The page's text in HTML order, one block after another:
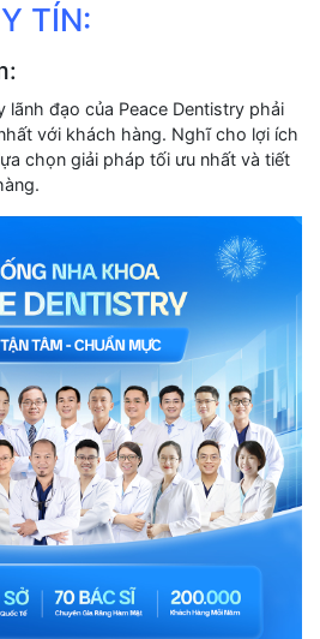
TÍN:
lãnh đạo của Peace Dentistry phải
với khách hàng. Nghĩ cho lợi ích
chọn giải pháp tối ưu nhất và tiết